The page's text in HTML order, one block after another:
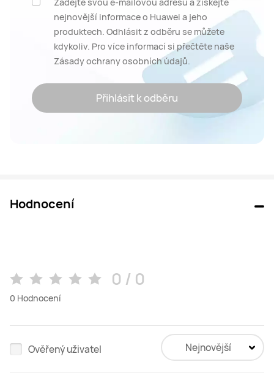
nejnovější informace o Huawei a jeho
produktech. Odhlásit z odběru se můžete
kdykoliv. Pro více informací si přečtěte naše
Zásady ochrany osobních údajů.
Přihlásit k odběru
Hodnocení
0 / 0
0 Hodnocení
Ověřený uživatel Nejnovější